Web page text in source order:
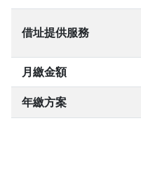
借址提供服務
月繳金額
年繳方案